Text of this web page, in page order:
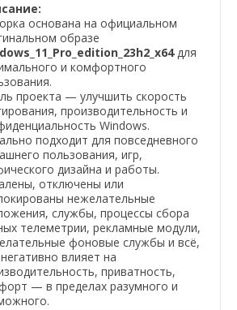
основана на официальном
образе
для
и комфортного
проекта — улучшить скорость
производительность и
Windows.
подходит для повседневного
пользования, игр,
дизайна и работы.
отключены или
нежелательные
службы, процессы сбора
телеметрии, рекламные модули,
фоновые службы и всё,
влияет на
приватность,
— в пределах разумного и